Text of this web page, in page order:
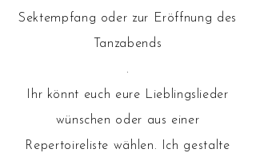
Sektempfang oder zur Eröffnung des
Tanzabends
.
Ihr könnt euch eure Lieblingslieder
wünschen oder aus einer
Repertoireliste wählen. Ich gestalte